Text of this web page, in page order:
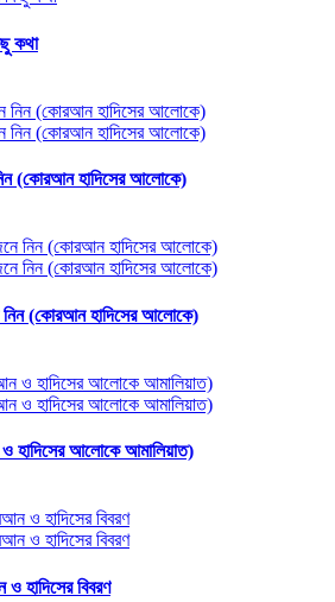
কথা
(কোরআন হাদিসের আলোকে)
নিন (কোরআন হাদিসের আলোকে)
হাদিসের আলোকে আমালিয়াত)
হাদিসের বিবরণ